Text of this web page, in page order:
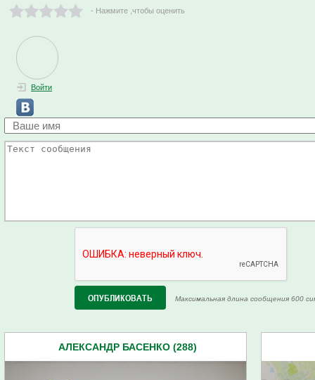
- Нажмите ,чтобы оценить
Войти
Максимальная длина сообщения 600
АЛЕКСАНДР БАСЕНКО (288)